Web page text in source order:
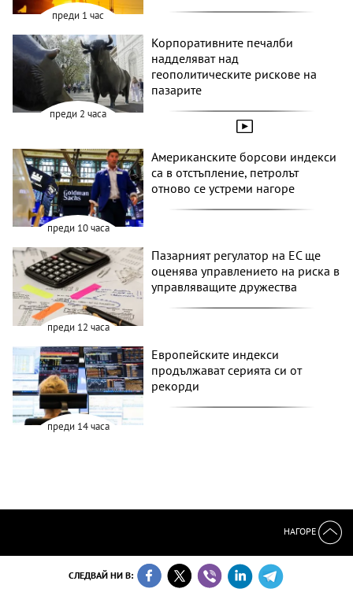
преди 1 час
преди 2 часа
Корпоративните печалби
надделяват над
геополитическите рискове на
пазарите
преди 10 часа
Американските борсови индекси
са в отстъпление, петролът
отново се устреми нагоре
преди 12 часа
Пазарният регулатор на ЕС ще
оценява управлението на риска в
управляващите дружества
преди 14 часа
Европейските индекси
продължават серията си от
рекорди
НАГОРЕ
СЛЕДВАЙ НИ В: